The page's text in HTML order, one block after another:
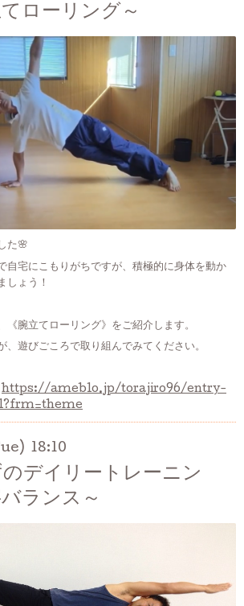
ローリング～
た🌸
自宅にこもりがちですが、積極的に身体を動か
しょう！
《腕立てローリング》をご紹介します。
、遊びごころで取り組んでみてください。
https://ameblo.jp/torajiro96/entry-
18:10
デイリートレーニン
ランス～